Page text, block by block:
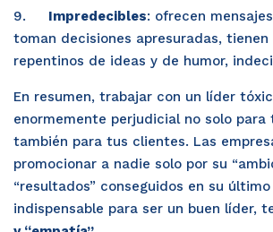
9. Impredecibles: ofrecen
toman decisiones apresuradas, tienen
repentinos de ideas y de humor,
En resumen, trabajar con un líder
enormemente perjudicial no solo para
también para tus clientes. Las
promocionar a nadie solo por su
“resultados” conseguidos en su
indispensable para ser un buen líder,